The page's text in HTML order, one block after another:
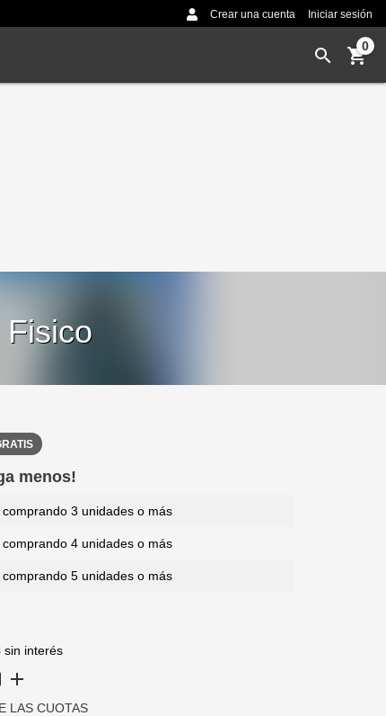
Crear una cuenta Iniciar sesión
0
menos!
comprando 3 unidades o más
comprando 4 unidades o más
comprando 5 unidades o más
sin interés
LAS CUOTAS